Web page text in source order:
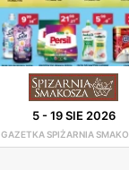
5-19 SIE 2026
GAZETKA SPIŻARNIA